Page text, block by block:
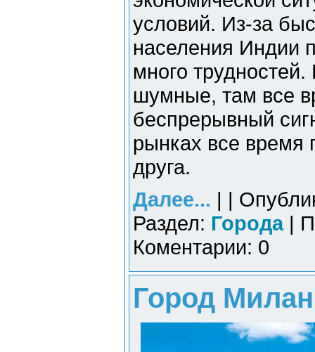
условий. Из-за
населения Индии
много
шумные, там все
беспрерывный
рынках все время
друга.
Далее... | |
Раздел: Города|
Коментарии: 0
Город